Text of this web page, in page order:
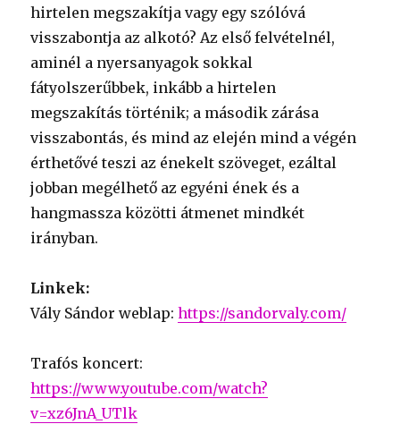
hirtelen megszakítja vagy egy szólóvá
visszabontja az alkotó? Az első felvételnél,
aminél a nyersanyagok sokkal
fátyolszerűbbek, inkább a hirtelen
megszakítás történik; a második zárása
visszabontás, és mind az elején mind a végén
érthetővé teszi az énekelt szöveget, ezáltal
jobban megélhető az egyéni ének és a
hangmassza közötti átmenet mindkét
irányban.
Linkek:
Vály Sándor weblap:https://sandorvaly.com/
Trafós koncert:
https://www.youtube.com/watch?
v=xz6JnA_UTlk